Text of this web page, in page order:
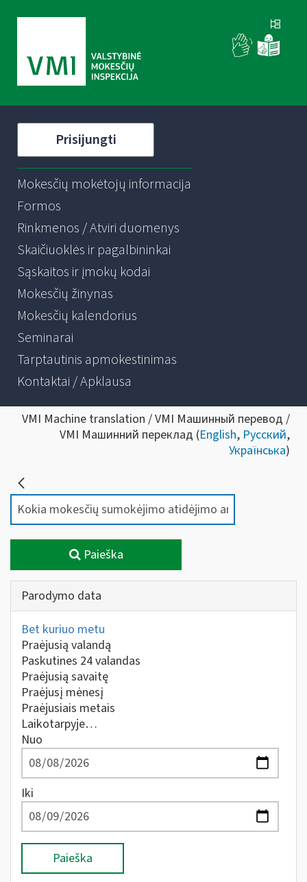
Prisijungti
Mokesčių mokėtojų informacija
Formos
Rinkmenos / Atviri duomenys
Skaičiuoklės ir pagalbininkai
Sąskaitos ir įmokų kodai
Mokesčių žinynas
Mokesčių kalendorius
Seminarai
Tarptautinis apmokestinimas
Kontaktai / Apklausa
VMI Machine translation / VMI Машинный перевод /
VMI Машинний переклад (English, Русский,
Українська)
Paieška
Parodymo data
Bet kuriuo metu
Praėjusią valandą
Paskutines 24 valandas
Praėjusią savaitę
Praėjusį mėnesį
Praėjusiais metais
Laikotarpyje…
Nuo
Iki
Paieška